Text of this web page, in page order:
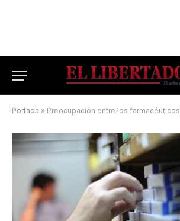
Portada » Preocupación entre los farmacéuticos